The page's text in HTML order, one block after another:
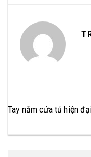
Tay nắm cửa tủ hiện